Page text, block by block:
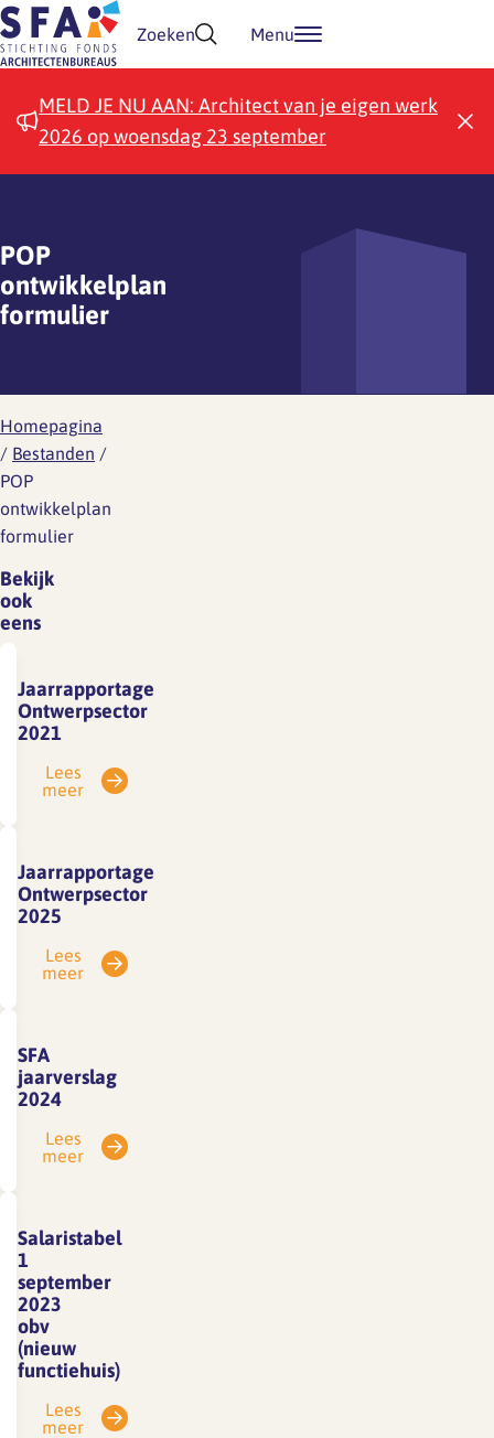
Doorgaan naar inhoud
Zoeken Menu
MELD JE NU AAN: Architect van je eigen werk
2026 op woensdag 23 september
POP
ontwikkelplan
formulier
Homepagina
/ Bestanden /
POP
ontwikkelplan
formulier
Bekijk
ook
eens
Jaarrapportage
Ontwerpsector
2021
Lees
meer
Jaarrapportage
Ontwerpsector
2025
Lees
meer
SFA
jaarverslag
2024
Lees
meer
Salaristabel
1
september
2023
obv
(nieuw
functiehuis)
Lees
meer